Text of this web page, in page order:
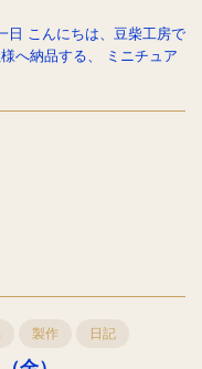
日 こんにちは、豆柴工房で
へ納品する、 ミニチュア
製作 日記